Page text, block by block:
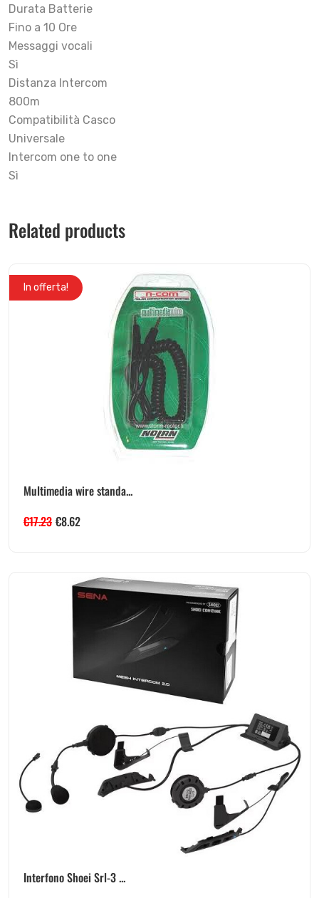
Durata Batterie
Fino a 10 Ore
Messaggi vocali
Sì
Distanza Intercom
800m
Compatibilità Casco
Universale
Intercom one to one
Sì
Related products
In offerta!
Multimedia wire standa...
€17.23 €8.62
Interfono Shoei Srl-3 ...